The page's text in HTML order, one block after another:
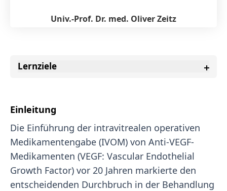
Univ.-Prof. Dr. med. Oliver Zeitz
Lernziele
Einleitung
Die Einführung der intravitrealen operativen
Medikamentengabe (IVOM) von Anti-VEGF-
Medikamenten (VEGF: Vascular Endothelial
Growth Factor) vor 20 Jahren markierte den
entscheidenden Durchbruch in der Behandlung